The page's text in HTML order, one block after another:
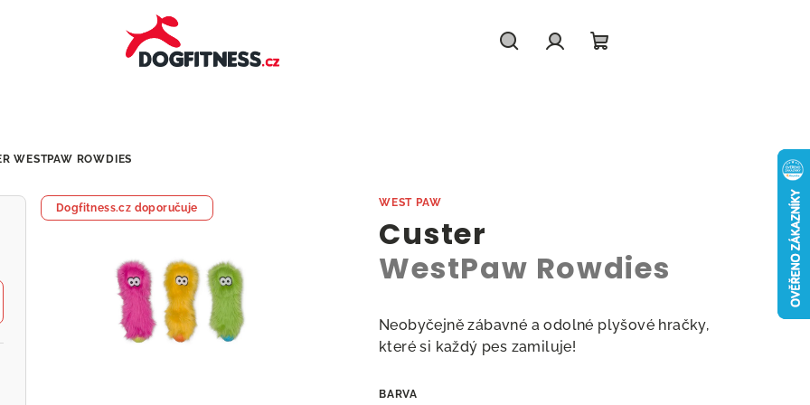
WESTPAW ROWDIES
WEST PAW
Custer
WestPaw Rowdies
Neobyčejně zábavné a odolné plyšové hračky,
které si každý pes zamiluje!
BARVA
Dogfitness.cz doporučuje